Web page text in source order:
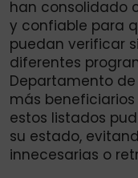
han consolidado
y confiable para
puedan verificar
diferentes
Departamento de
más
estos listados
su estado,
innecesarias o